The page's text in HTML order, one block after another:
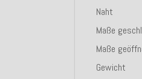
Naht
Maße
Maße
Gewicht